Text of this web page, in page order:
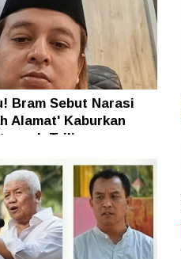
Bram Sebut Narasi
Alamat' Kaburkan
Triliun